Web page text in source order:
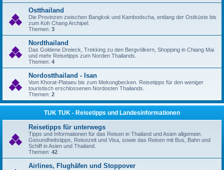
Ostthailand
Die Provinzen zwischen Bangkok und Kambodscha, entlang der Ostküste bis
zum Koh Chang Archipel.
Themen: 3
Nordthailand
Das Goldene Dreieck, Trekking zu den Bergvölkern, Shopping in Chiang Mai
und mehr Reisetipps zum Norden Thailands.
Themen: 4
Nordostthailand - Isan
Vom Khorat-Plataeu bis zum Mekongbecken. Reisetipps für den weniger
touristisch erschlossenen Nordosten Thailands.
Themen: 2
TUK TUK - Reisetipps und Landesinformationen
Reisetipps für unterwegs
Tipps und Informationen für das Reisen in Thailand und Asien allgemein.
Gesundheitstipps, Reisezeit und Visa, sowie das Reisen mit Bus, Bahn und
Schiff in Asien und Thailand.
Themen: 42
Airlines, Flughäfen und Stoppover